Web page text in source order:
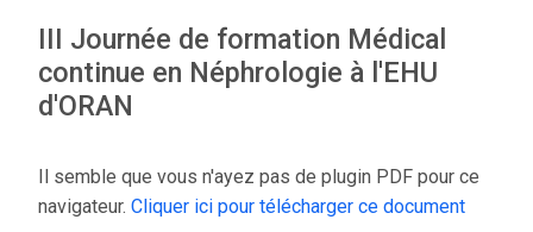
III Journée de formation Médical
continue en Néphrologie à l'EHU
d'ORAN
Il semble que vous n'ayez pas de plugin PDF pour ce
navigateur. Cliquer ici pour télécharger ce document